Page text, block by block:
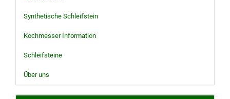
Synthetische Schleifstein
Kochmesser Information
Schleifsteine
Über uns